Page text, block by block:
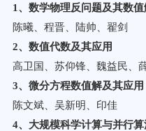
1 、数学物理反问题及其数
陈曦、程晋、陆帅、翟剑
2、数值代数及其应用
高卫国、苏仰锋、魏益民、
3、微分方程数值解及其应用
陈文斌、吴新明、印佳
4、大规模科学计算与并行算